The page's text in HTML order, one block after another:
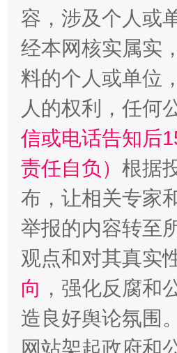
容，涉及个人或
经本网核实属实
料的个人或单位
人的权利，任何
信或电话告知后
责任自负） 根据
布，让相关专家
举报的内容转至
观点和对其真实
向 ，强化反腐和
造良好舆论氛围
网站架起政府和